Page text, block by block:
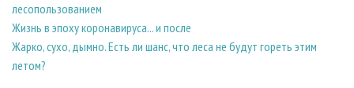
лесопользованием
Жизнь в эпоху коронавируса... и после
Жарко, сухо, дымно. Есть ли шанс, что леса не будут гореть этим
летом?